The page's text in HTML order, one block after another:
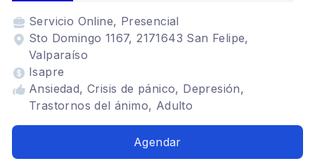
Servicio Online, Presencial
Sto Domingo 1167, 2171643 San Felipe,
Valparaíso
Isapre
Ansiedad, Crisis de pánico, Depresión,
Trastornos del ánimo, Adulto
Agendar